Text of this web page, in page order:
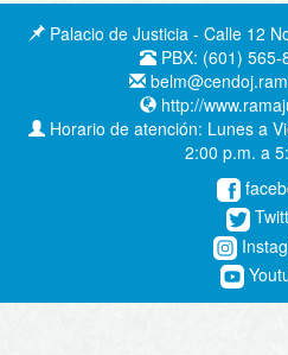
Palacio de Justicia - Calle 12
PBX: (601) 565-
http://
Horario de atención: Lunes a
2:00 p.m. a